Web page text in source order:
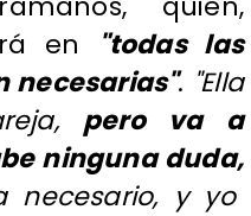
en
"todas las
necesarias". "Ella
pero va a
ninguna duda,
y yo